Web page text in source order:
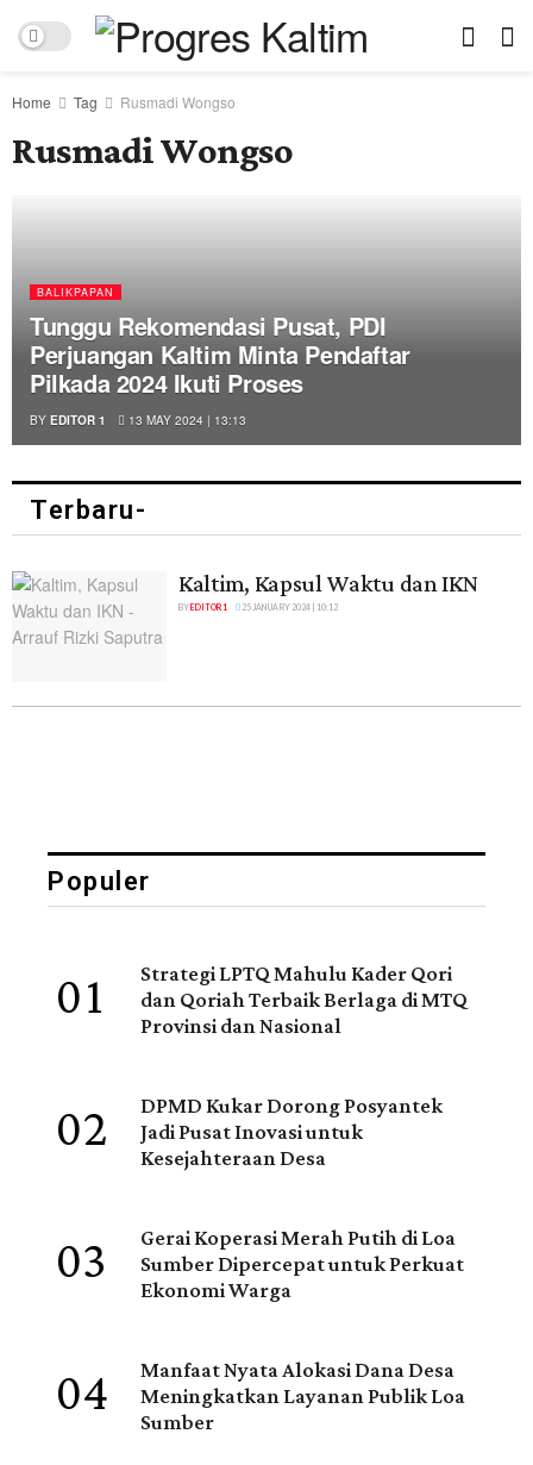
Home Tag Rusmadi Wongso
Rusmadi Wongso
BALIKPAPAN
Tunggu Rekomendasi Pusat, PDI
Perjuangan Kaltim Minta Pendaftar
Pilkada 2024 Ikuti Proses
BY EDITOR 1 13 MAY 2024 | 13:13
Terbaru-
Kaltim, Kapsul Waktu dan IKN
BY EDITOR 1 25 JANUARY 2024 | 10:12
Populer
01 Strategi LPTQ Mahulu Kader Qori
dan Qoriah Terbaik Berlaga di MTQ
Provinsi dan Nasional
02 DPMD Kukar Dorong Posyantek
Jadi Pusat Inovasi untuk
Kesejahteraan Desa
03 Gerai Koperasi Merah Putih di Loa
Sumber Dipercepat untuk Perkuat
Ekonomi Warga
04 Manfaat Nyata Alokasi Dana Desa
Meningkatkan Layanan Publik Loa
Sumber